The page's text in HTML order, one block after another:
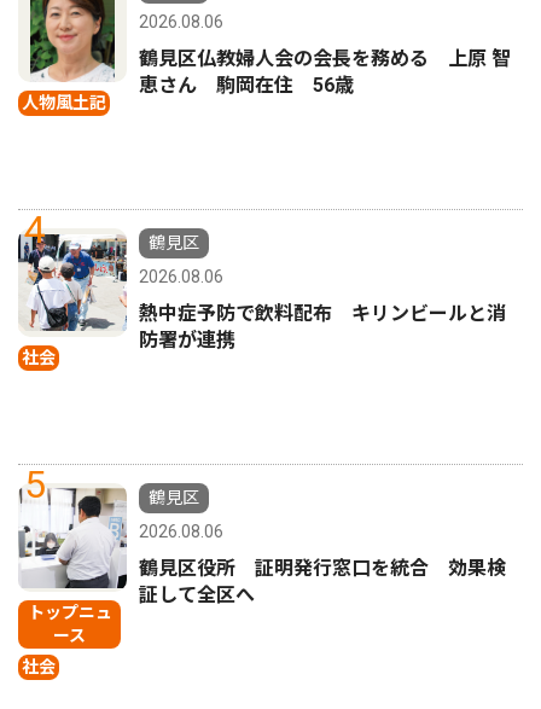
人物風土記
2026.08.06
鶴見区仏教婦人会の会長を務める 上原 智
恵さん 駒岡在住 56歳
4
社会
鶴見区
2026.08.06
熱中症予防で飲料配布 キリンビールと消
防署が連携
5
トップニュ
ース
社会
鶴見区
2026.08.06
鶴見区役所 証明発行窓口を統合 効果検
証して全区へ